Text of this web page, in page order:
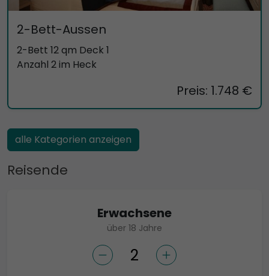
2-Bett-Aussen
2-Bett 12 qm Deck 1
Anzahl 2 im Heck
Preis: 1.748 €
alle Kategorien anzeigen
Reisende
Erwachsene
über 18 Jahre